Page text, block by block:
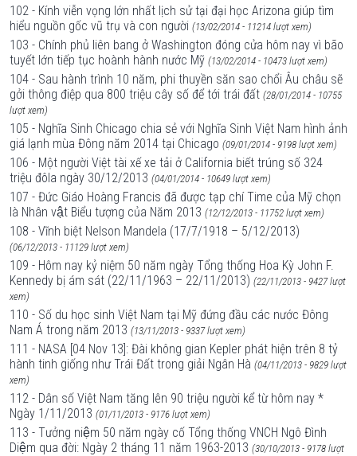
102 - Kính viễn vọng lớn nhất lịch sử tại đại học Arizona giúp tìm
hiểu nguồn gốc vũ trụ và con người (13/02/2014 - 11214 lượt xem)
103 - Chính phủ liên bang ở Washington đóng cửa hôm nay vì bão
tuyết lớn tiếp tục hoành hành nước Mỹ (13/02/2014 - 10473 lượt xem)
104 - Sau hành trình 10 năm, phi thuyền săn sao chổi Âu châu sẽ
gởi thông điệp qua 800 triệu cây số để tới trái đất (28/01/2014 - 10755
lượt xem)
105 - Nghĩa Sinh Chicago chia sẻ với Nghĩa Sinh Việt Nam hình ảnh
giá lạnh mùa Đông năm 2014 tại Chicago (09/01/2014 - 9198 lượt xem)
106 - Một người Việt tài xế xe tải ở California biết trúng số 324
triệu đôla ngày 30/12/2013 (04/01/2014 - 10649 lượt xem)
107 - Đức Giáo Hoàng Francis đã được tạp chí Time của Mỹ chọn
là Nhân vật Biểu tượng của Năm 2013 (12/12/2013 - 11752 lượt xem)
108 - Vĩnh biệt Nelson Mandela (17/7/1918 – 5/12/2013)
(06/12/2013 - 11129 lượt xem)
109 - Hôm nay kỷ niệm 50 năm ngày Tổng thống Hoa Kỳ John F.
Kennedy bị ám sát (22/11/1963 – 22/11/2013) (22/11/2013 - 9427 lượt
xem)
110 - Số du học sinh Việt Nam tại Mỹ đứng đầu các nước Đông
Nam Á trong năm 2013 (13/11/2013 - 9337 lượt xem)
111 - NASA [04 Nov 13]: Đài không gian Kepler phát hiện trên 8 tỷ
hành tinh giống như Trái Đất trong giải Ngân Hà (04/11/2013 - 9829 lượt
xem)
112 - Dân số Việt Nam tăng lên 90 triệu người kể từ hôm nay *
Ngày 1/11/2013 (01/11/2013 - 9176 lượt xem)
113 - Tưởng niệm 50 năm ngày cố Tổng thống VNCH Ngô Đình
Diệm qua đời: Ngày 2 tháng 11 năm 1963-2013 (30/10/2013 - 9178 lượt